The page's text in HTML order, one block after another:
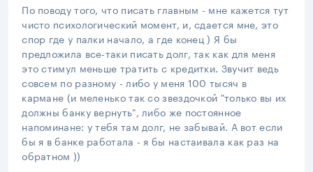
По поводу того, что писать главным - мне кажется тут
чисто психологический момент, и, сдается мне, это
спор где у палки начало, а где конец ) Я бы
предложила все-таки писать долг, так как для меня
это стимул меньше тратить с кредитки. Звучит ведь
совсем по разному - либо у меня 100 тысяч в
кармане (и меленько так со звездочкой "только вы их
должны банку вернуть", либо же постоянное
напоминане: у тебя там долг, не забывай. А вот если
бы я в банке работала - я бы настаивала как раз на
обратном ))